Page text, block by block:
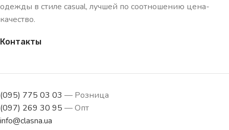
одежды в стиле casual, лучшей по соотношению цена-
качество.
Контакты
(095) 775 03 03 — Розница
(097) 269 30 95 — Опт
info@clasna.ua